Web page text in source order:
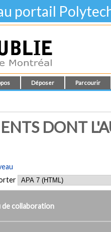
portail
Déposer Parcourir
DONT
de collaboration